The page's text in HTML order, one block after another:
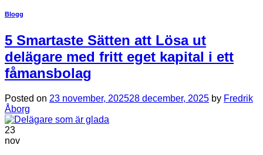
Blogg
5 Smartaste Sätten att Lösa ut
delägare med fritt eget kapital i ett
fåmansbolag
Posted on 23 november, 202528 december, 2025 by Fredrik
Åborg
23
nov